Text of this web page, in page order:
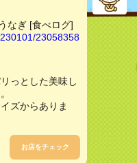
なぎ [食べログ]
23058358
っとした美味し
ズからありま
お店をチェック